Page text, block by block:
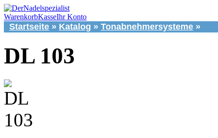
WarenkorbKasseIhr Konto
Startseite » Katalog » Tonabnehmersysteme »
DL 103